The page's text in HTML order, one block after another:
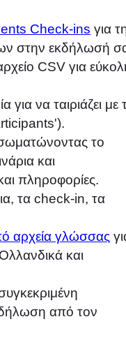
Check-ins για
στην εκδήλωσή
CSV για
να ταιριάζει με
το
και
πληροφορίες.
τα check-in, τα
αρχεία γλώσσας
και
από τον